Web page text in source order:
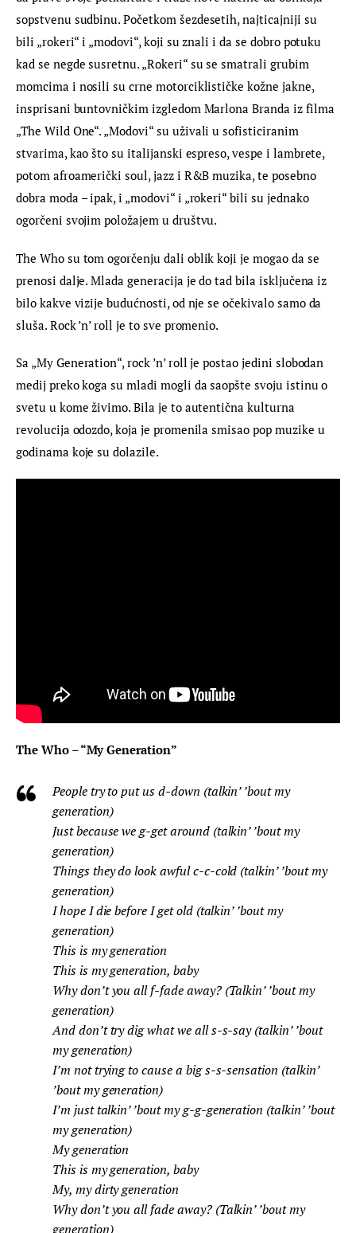
sopstvenu sudbinu. Početkom šezdesetih, najticajniji su
bili „rokeri“ i „modovi“, koji su znali i da se dobro potuku
kad se negde susretnu. „Rokeri“ su se smatrali grubim
momcima i nosili su crne motorciklističke kožne jakne,
insprisani buntovničkim izgledom Marlona Branda iz filma
„The Wild One“. „Modovi“ su uživali u sofisticiranim
stvarima, kao što su italijanski espreso, vespe i lambrete,
potom afroamerički soul, jazz i R&B muzika, te posebno
dobra moda – ipak, i „modovi“ i „rokeri“ bili su jednako
ogorčeni svojim položajem u društvu.
The Who su tom ogorčenju dali oblik koji je mogao da se
prenosi dalje. Mlada generacija je do tad bila isključena iz
bilo kakve vizije budućnosti, od nje se očekivalo samo da
sluša. Rock ’n’ roll je to sve promenio.
Sa „My Generation“, rock ’n’ roll je postao jedini slobodan
medij preko koga su mladi mogli da saopšte svoju istinu o
svetu u kome živimo. Bila je to autentična kulturna
revolucija odozdo, koja je promenila smisao pop muzike u
godinama koje su dolazile.
The Who – “My Generation”
People try to put us d-down (talkin’ ’bout my
generation)
Just because we g-get around (talkin’ ’bout my
generation)
Things they do look awful c-c-cold (talkin’ ’bout my
generation)
I hope I die before I get old (talkin’ ’bout my
generation)
This is my generation
This is my generation, baby
Why don’t you all f-fade away? (Talkin’ ’bout my
generation)
And don’t try dig what we all s-s-say (talkin’ ’bout
my generation)
I’m not trying to cause a big s-s-sensation (talkin’
’bout my generation)
I’m just talkin’ ’bout my g-g-generation (talkin’ ’bout
my generation)
My generation
This is my generation, baby
My, my dirty generation
Why don’t you all fade away? (Talkin’ ’bout my
generation)